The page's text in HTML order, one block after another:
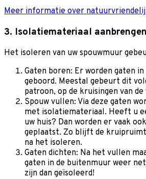
Meer informatie over
3. Isolatiemateriaal aanbrengen
Het isoleren van uw spouwmuur
Gaten boren: Er worden gaten
geboord. Meestal gebeurt dit
patroon, op de kruisingen van de
Spouw vullen: Via deze gaten
met isolatiemateriaal. Heeft u
uw huis? Dan worden er vaak
geplaatst. Zo blijft de
na het isoleren.
Gaten dichten: Na het vullen
gaten in de buitenmuur weer
zijn dan geïsoleerd!